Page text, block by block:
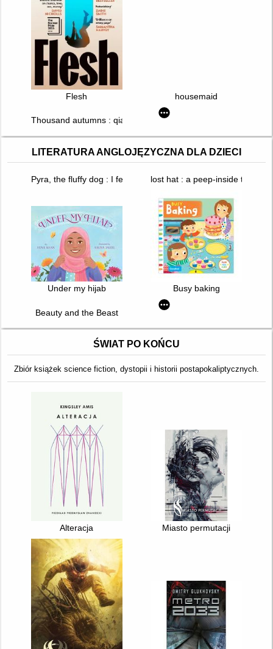
Flesh housemaid
Thousand autumns : qian qiu. T. 1
LITERATURA ANGLOJĘZYCZNA DLA DZIECI
Pyra, the fluffy dog : I feel it in my boneslost hat : a peep-inside tale
Under my hijab Busy baking
Beauty and the Beast
ŚWIAT PO KOŃCU
Zbiór książek science fiction, dystopii i historii postapokaliptycznych.
Alteracja Miasto permutacji